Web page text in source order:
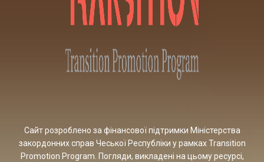
Сайт розроблено за фінансової підтримки Міністерства
закордонних справ Чеської Республіки у рамках Transition
Promotion Program. Погляди, викладені на цьому ресурсі,